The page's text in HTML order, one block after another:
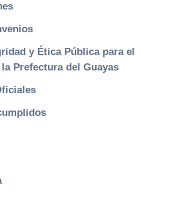
y Ética Pública para el
Prefectura del Guayas